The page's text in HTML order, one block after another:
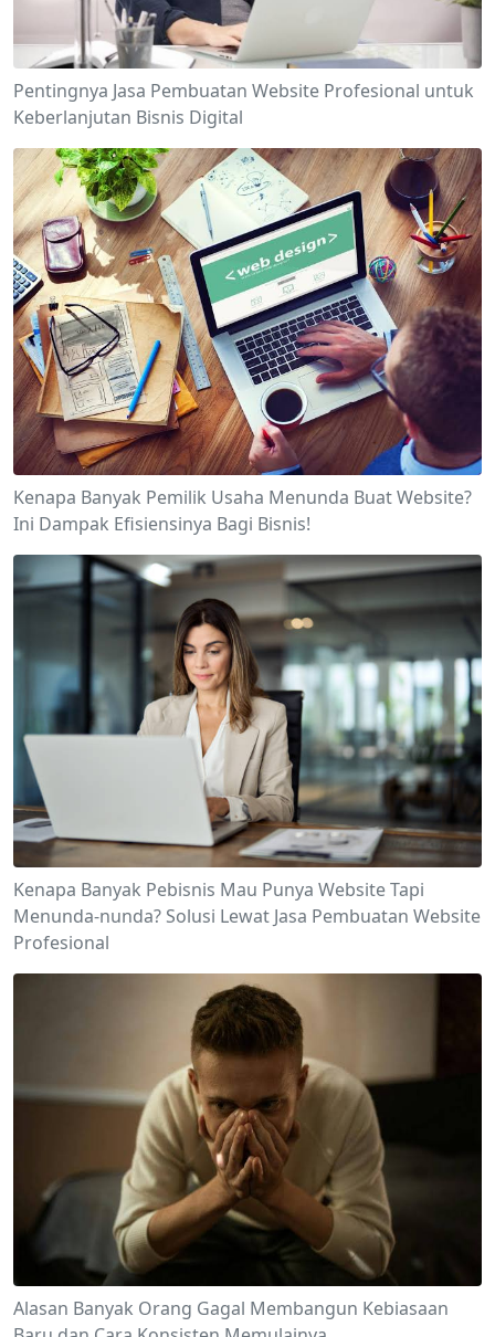
Pentingnya Jasa Pembuatan Website Profesional untuk
Keberlanjutan Bisnis Digital
Kenapa Banyak Pemilik Usaha Menunda Buat Website?
Ini Dampak Efisiensinya Bagi Bisnis!
Kenapa Banyak Pebisnis Mau Punya Website Tapi
Menunda-nunda? Solusi Lewat Jasa Pembuatan Website
Profesional
Alasan Banyak Orang Gagal Membangun Kebiasaan